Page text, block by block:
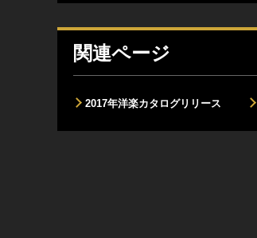
関連ページ
2017年洋楽カタログリリース